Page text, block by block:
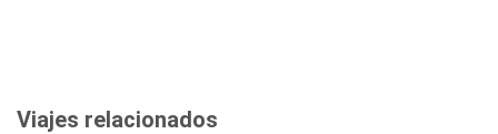
Viajes relacionados